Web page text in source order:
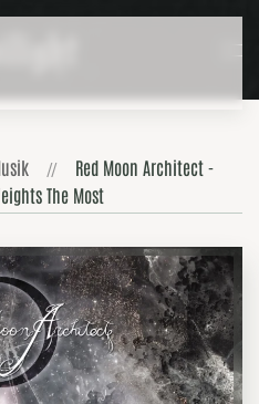
Red Moon Architect -
The Most